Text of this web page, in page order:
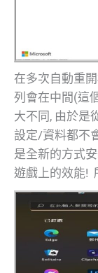
在多次自動重
列會在中間(這
大不同, 由於是
設定/資料都不
是全新的方式
遊戲上的效能!